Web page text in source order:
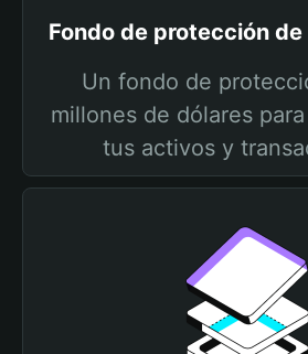
Fondo de protección
Un fondo de
millones de dólares
tus activos y